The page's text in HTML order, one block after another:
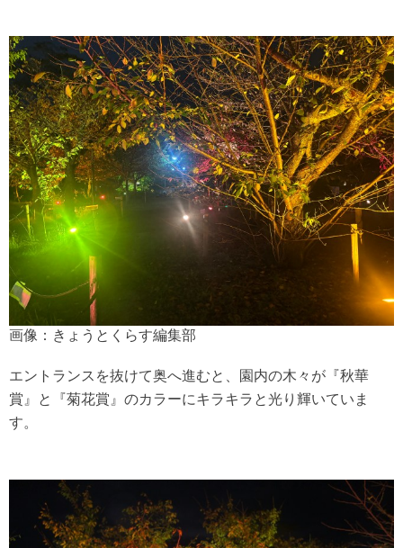
画像：きょうとくらす編集部
エントランスを抜けて奥へ進むと、園内の木々が『秋華
賞』と『菊花賞』のカラーにキラキラと光り輝いていま
す。